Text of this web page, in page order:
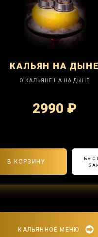
КАЛЬЯН НА ДЫНЕ
О КАЛЬЯНЕ НА НА ДЫНЕ
2990 ₽
В КОРЗИНУ
КАЛЬЯННОЕ МЕНЮ